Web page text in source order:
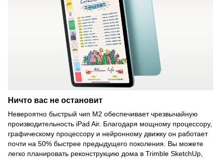
Ничто вас не остановит
Невероятно быстрый чип M2 обеспечивает чрезвычайную
производительность iPad Air. Благодаря мощному процессору,
графическому процессору и нейронному движку он работает
почти на 50% быстрее предыдущего поколения. Вы можете
легко планировать реконструкцию дома в Trimble SketchUp,